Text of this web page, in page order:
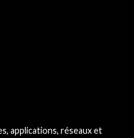
applications, réseaux et